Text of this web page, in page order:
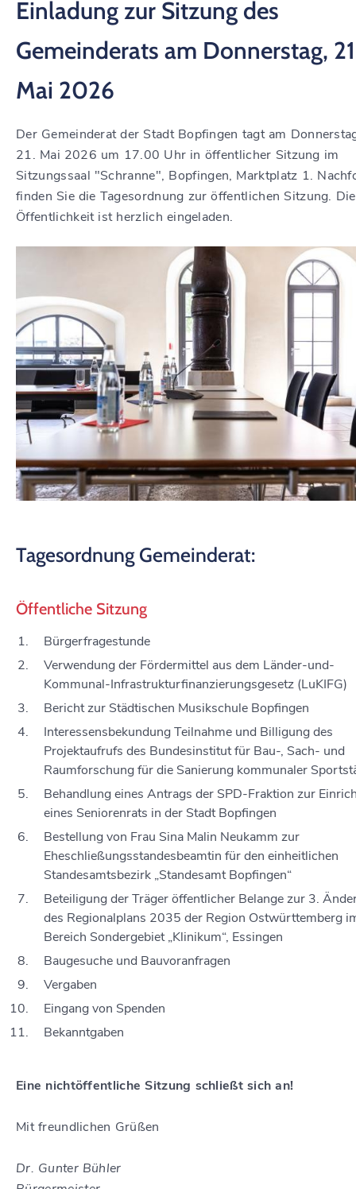
Einladung zur Sitzung des
Gemeinderats am Donnerstag,
Mai 2026
Der Gemeinderat der Stadt Bopfingen tagt am
21. Mai 2026 um 17.00 Uhr in öffentlicher Sitzung im
Sitzungssaal "Schranne", Bopfingen, Marktplatz 1.
finden Sie die Tagesordnung zur öffentlichen Sitzung. Die
Öffentlichkeit ist herzlich eingeladen.
Tagesordnung Gemeinderat:
Öffentliche Sitzung
Bürgerfragestunde
Verwendung der Fördermittel aus dem Länder-und-
Kommunal-Infrastrukturfinanzierungsgesetz (LuKIFG)
Bericht zur Städtischen Musikschule Bopfingen
Interessensbekundung Teilnahme und Billigung des
Projektaufrufs des Bundesinstitut für Bau-, Sach- und
Raumforschung für die Sanierung kommunaler
Behandlung eines Antrags der SPD-Fraktion zur
eines Seniorenrats in der Stadt Bopfingen
Bestellung von Frau Sina Malin Neukamm zur
Eheschließungsstandesbeamtin für den einheitlichen
Standesamtsbezirk „Standesamt Bopfingen“
Beteiligung der Träger öffentlicher Belange zur 3.
des Regionalplans 2035 der Region Ostwürttemberg
Bereich Sondergebiet „Klinikum“, Essingen
Baugesuche und Bauvoranfragen
Vergaben
Eingang von Spenden
Bekanntgaben
Eine nichtöffentliche Sitzung schließt sich an!
Mit freundlichen Grüßen
Dr. Gunter Bühler